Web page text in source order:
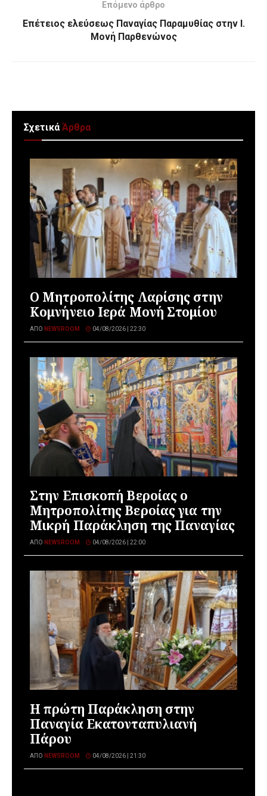
Επόμενο άρθρο
Επέτειος ελεύσεως Παναγίας Παραμυθίας στην Ι.
Μονή Παρθενώνος
ΣχετικάΆρθρα
Ο Μητροπολίτης Λαρίσης στην
Κομνήνειο Ιερά Μονή Στομίου
ΑΠΌ NEWSROOM 04/08/2026 | 22:30
Στην Επισκοπή Βεροίας ο
Μητροπολίτης Βεροίας για την
Μικρή Παράκληση της Παναγίας
ΑΠΌ NEWSROOM 04/08/2026 | 22:00
Η πρώτη Παράκληση στην
Παναγία Εκατονταπυλιανή
Πάρου
ΑΠΌ NEWSROOM 04/08/2026 | 21:30